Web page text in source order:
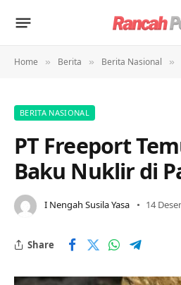
Home » Berita » Berita Nasional »
BERITA NASIONAL
PT Freeport
Baku Nuklir di
I Nengah Susila Yasa 14
Share